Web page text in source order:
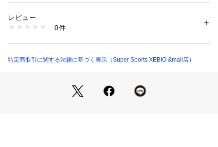
商品の色味が若干異なる場合があります。
※掲載の価格・製品のパッケージ・デザイン・仕様について、
Sports XEBIO ファンシー雑貨
貨
1540000466180
レビュー
0件
特定商取引に関する法律に基づく表示（Super Sports XEBIO &mall店）